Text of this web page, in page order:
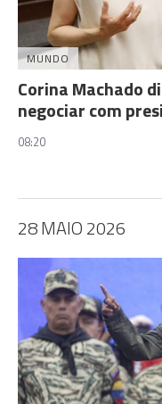
MUNDO
Corina Machado
negociar com
08:20
28 MAIO 2026